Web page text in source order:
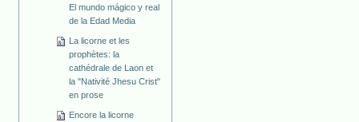
El mundo mágico y real
de la Edad Media
La licorne et les
prophètes: la
cathédrale de Laon et
la "Nativité Jhesu Crist"
en prose
Encore la licorne